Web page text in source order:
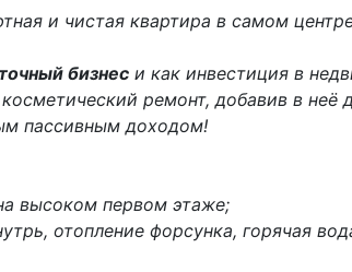
и чистая квартира в самом
бизнеси как инвестиция в
ремонт, добавив в
пассивным доходом!
высоком первом этаже;
отопление форсунка, горячая